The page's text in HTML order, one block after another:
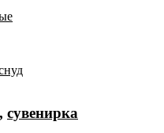
, сувенирка